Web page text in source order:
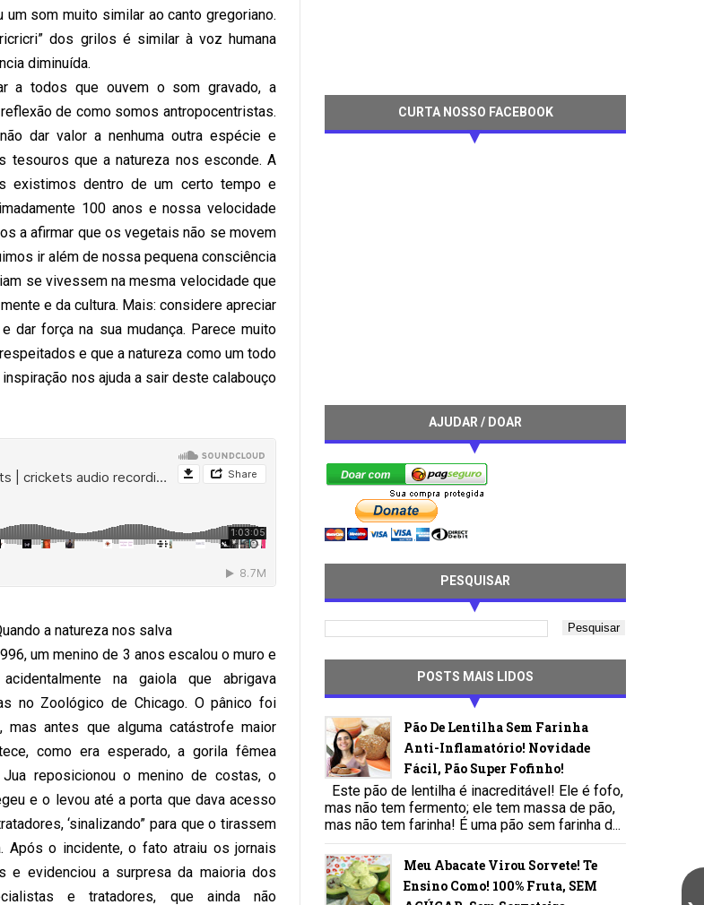
um som muito similar ao canto gregoriano.
dos grilos é similar à voz humana
diminuída.
a todos que ouvem o som gravado, a
de como somos antropocentristas.
dar valor a nenhuma outra espécie e
tesouros que a natureza nos esconde. A
existimos dentro de um certo tempo e
100 anos e nossa velocidade
a afirmar que os vegetais não se movem
ir além de nossa pequena consciência
se vivessem na mesma velocidade que
e da cultura. Mais: considere apreciar
dar força na sua mudança. Parece muito
e que a natureza como um todo
nos ajuda a sair deste calabouço
a natureza nos salva
um menino de 3 anos escalou o muro e
na gaiola que abrigava
no Zoológico de Chicago. O pânico foi
mas antes que alguma catástrofe maior
como era esperado, a gorila fêmea
Jua reposicionou o menino de costas, o
e o levou até a porta que dava acesso
‘sinalizando” para que o tirassem
Após o incidente, o fato atraiu os jornais
e evidenciou a surpresa da maioria dos
e tratadores, que ainda não
CURTA NOSSO FACEBOOK
AJUDAR / DOAR
PESQUISAR
POSTS MAIS LIDOS
Pão De Lentilha Sem Farinha
Anti-Inflamatório! Novidade
Fácil, Pão Super Fofinho!
Este pão de lentilha é inacreditável! Ele é fofo,
mas não tem fermento; ele tem massa de pão,
mas não tem farinha! É uma pão sem farinha d...
Meu Abacate Virou Sorvete! Te
Ensino Como! 100% Fruta, SEM